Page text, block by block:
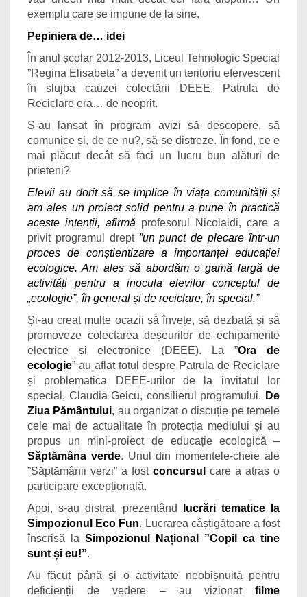
exemplu care se impune de la sine.
Pepiniera de… idei
În anul școlar 2012-2013, Liceul Tehnologic Special
”Regina Elisabeta” a devenit un teritoriu efervescent
în slujba cauzei colectării DEEE. Patrula de
Reciclare era… de neoprit.
S-au lansat în program avizi să descopere, să
comunice și, de ce nu?, să se distreze. În fond, ce e
mai plăcut decât să faci un lucru bun alături de
prieteni?
Elevii au dorit să se implice în viața comunității și
am ales un proiect solid pentru a pune în practică
aceste intenții, afirmă profesorul
Nicolaidi, care a
privit programul drept”un punct de plecare într-un
proces de conștientizare a importanței educației
ecologice. Am ales să abordăm o gamă largă de
activități pentru a inocula elevilor conceptul de
„ecologie”, în general și de reciclare, în special.”
Și-au creat multe ocazii să învețe, să dezbată și să
promoveze colectarea deșeurilor de echipamente
electrice și electronice (DEEE). La ”Ora de
ecologie” au aflat totul despre Patrula de Reciclare
și problematica DEEE-urilor de la invitatul lor
special, Claudia Geicu, consilierul programului. De
Ziua Pământului, au organizat o discuție pe temele
cele mai de actualitate în protecția mediului și au
propus un mini-proiect de educație ecologică –
Săptămâna verde. Unul din momentele-cheie ale
”Săptămânii verzi” a fost concursul
care a atras o
participare excepțională.
Apoi, s-au distrat, prezentând
lucrări tematice la
Simpozionul Eco Fun. Lucrarea câștigătoare a fost
înscrisă la Simpozionul Național ”Copil ca tine
sunt și eu!”.
Au făcut până și o activitate neobișnuită pentru
deficienții de vedere – au vizionat filme